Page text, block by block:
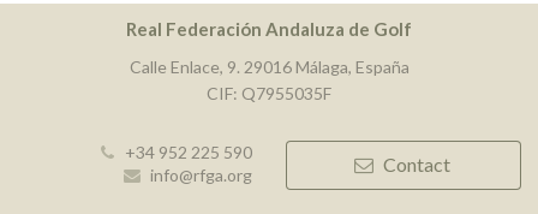
Real Federación Andaluza de Golf
Calle Enlace, 9. 29016 Málaga, España
CIF: Q7955035F
+34 952 225 590
info@rfga.org
Contact